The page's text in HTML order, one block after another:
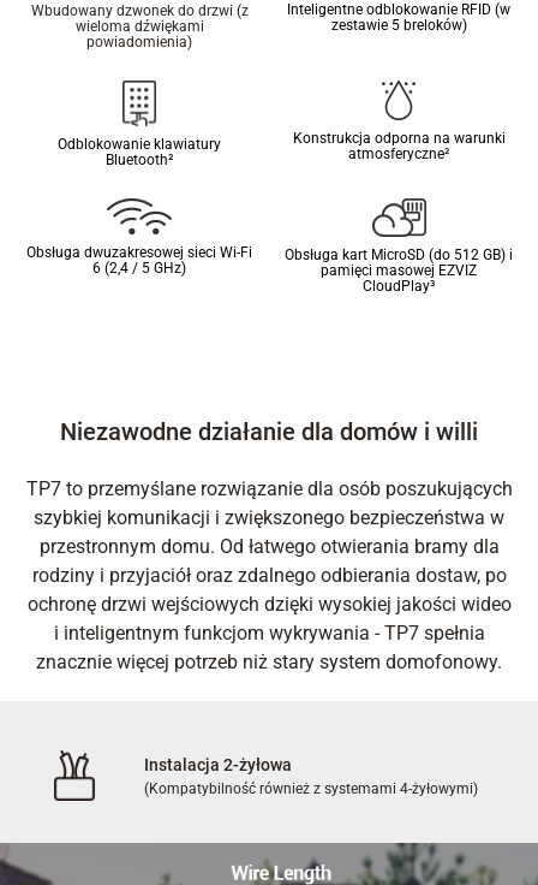
Wbudowany dzwonek do drzwi (z
wieloma dźwiękami
powiadomienia)
Inteligentne odblokowanie RFID (w
zestawie 5 breloków)
Odblokowanie klawiatury
Bluetooth²
Konstrukcja odporna na warunki
atmosferyczne²
Obsługa dwuzakresowej sieci Wi-Fi
6 (2,4 / 5 GHz)
Obsługa kart MicroSD (do 512 GB) i
pamięci masowej EZVIZ
CloudPlay³
Niezawodne działanie dla domów i willi
TP7 to przemyślane rozwiązanie dla osób poszukujących
szybkiej komunikacji i zwiększonego bezpieczeństwa w
przestronnym domu. Od łatwego otwierania bramy dla
rodziny i przyjaciół oraz zdalnego odbierania dostaw, po
ochronę drzwi wejściowych dzięki wysokiej jakości wideo
i inteligentnym funkcjom wykrywania - TP7 spełnia
znacznie więcej potrzeb niż stary system domofonowy.
Instalacja 2-żyłowa
(Kompatybilność również z systemami 4-żyłowymi)